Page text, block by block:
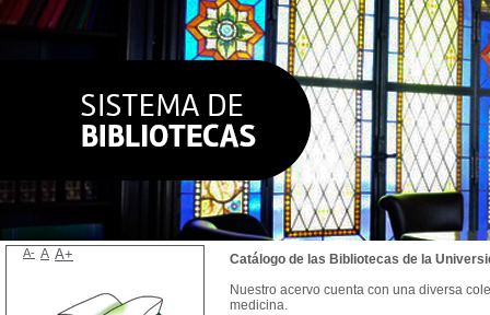
Catálogo de las Bibliotecas de la
Nuestro acervo cuenta con una diversa
medicina.
A- A A+